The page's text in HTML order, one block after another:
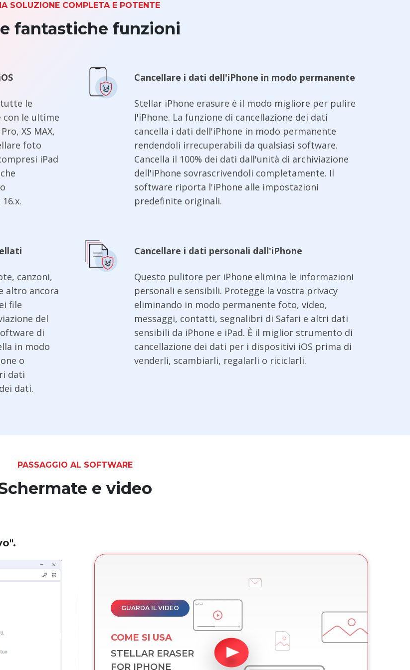
SOLUZIONE COMPLETA E POTENTE
fantastiche funzioni
tutte le
con le ultime
XS MAX,
foto
iPad
Cancellare i dati dell'iPhone in modo permanente
Stellar iPhone erasure è il modo migliore per pulire
l'iPhone. La funzione di cancellazione dei dati
cancella i dati dell'iPhone in modo permanente
rendendoli irrecuperabili da qualsiasi software.
Cancella il 100% dei dati dall'unità di archiviazione
dell'iPhone sovrascrivendoli completamente. Il
software riporta l'iPhone alle impostazioni
predefinite originali.
canzoni,
altro ancora
file
del
di
in modo
o
dati
dati.
Cancellare i dati personali dall'iPhone
Questo pulitore per iPhone elimina le informazioni
personali e sensibili. Protegge la vostra privacy
eliminando in modo permanente foto, video,
messaggi, contatti, segnalibri di Safari e altri dati
sensibili da iPhone e iPad. È il miglior strumento di
cancellazione dei dati per i dispositivi iOS prima di
venderli, scambiarli, regalarli o riciclarli.
PASSAGGIO AL SOFTWARE
e video
GUARDA IL VIDEO
COME SI USA
STELLAR ERASER
FOR IPHONE